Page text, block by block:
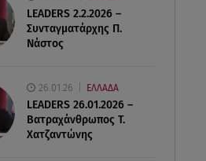
LEADERS 2.2.2026 –
Συνταγματάρχης Π.
Νάστος
26.01.26 ΕΛΛΑΔΑ
LEADERS 26.01.2026 –
Βατραχάνθρωπος Τ.
Χατζαντώνης